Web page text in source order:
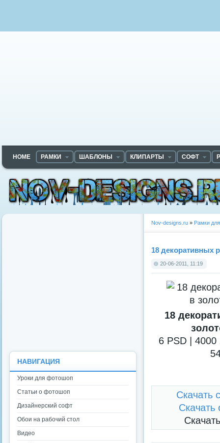
HOME РАМКИ ШАБЛОНЫ КЛИПАРТЫ СОФТ
Nov-designs.ru » Рамки
18 декоративных
20-06-2011, 11:19
18
6 PSD |
Скачать
Скачать
НАВИГАЦИЯ
Уроки для фотошоп
Статьи о фотошоп
Дизайнерский софт
Обои на рабочий стол
Видео